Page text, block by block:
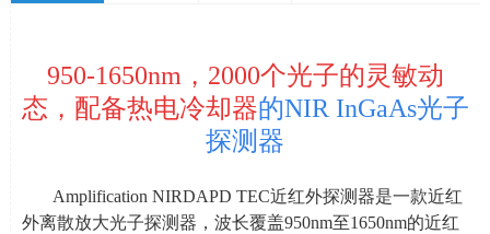
950-1650nm，2000个光子的灵敏动
态，配备热电冷却器的NIR InGaAs光子
探测器
Amplification NIRDAPD TEC近红外探测器是一款近红
外离散放大光子探测器，波长覆盖950nm至1650nm的近红